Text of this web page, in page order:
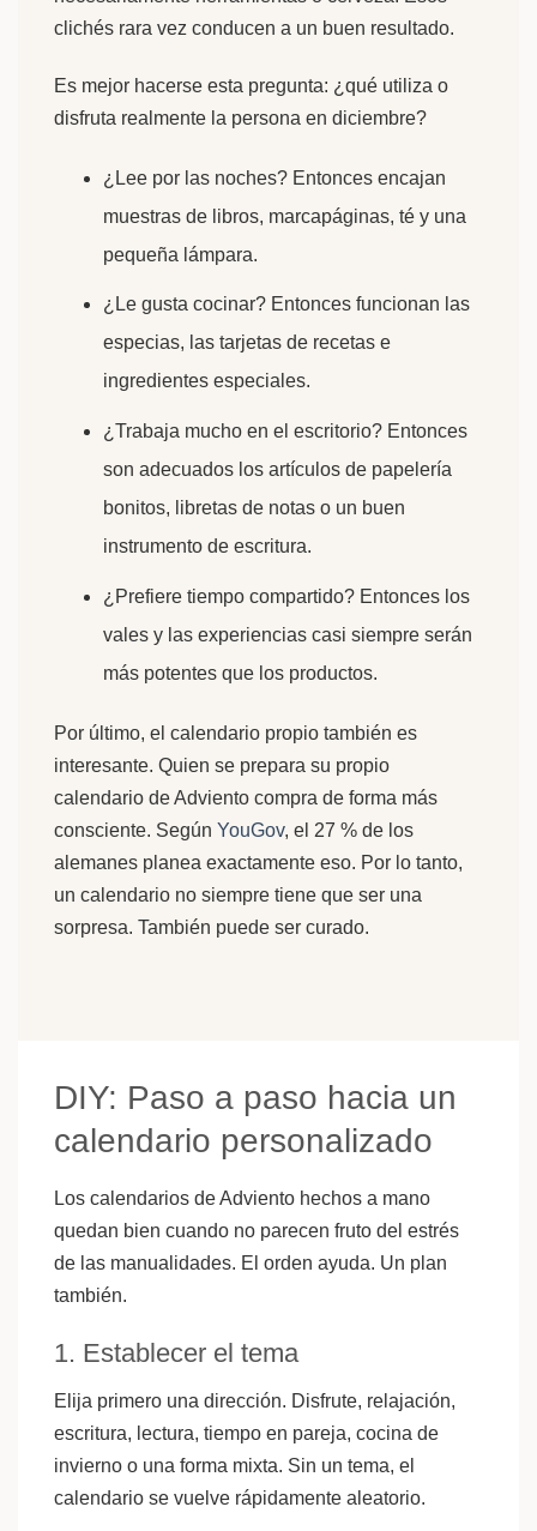
clichés rara vez conducen a un buen resultado.
Es mejor hacerse esta pregunta: ¿qué utiliza o
disfruta realmente la persona en diciembre?
¿Lee por las noches? Entonces encajan
muestras de libros, marcapáginas, té y una
pequeña lámpara.
¿Le gusta cocinar? Entonces funcionan las
especias, las tarjetas de recetas e
ingredientes especiales.
¿Trabaja mucho en el escritorio? Entonces
son adecuados los artículos de papelería
bonitos, libretas de notas o un buen
instrumento de escritura.
¿Prefiere tiempo compartido? Entonces los
vales y las experiencias casi siempre serán
más potentes que los productos.
Por último, el calendario propio también es
interesante. Quien se prepara su propio
calendario de Adviento compra de forma más
consciente. Según YouGov, el 27 % de los
alemanes planea exactamente eso. Por lo tanto,
un calendario no siempre tiene que ser una
sorpresa. También puede ser curado.
DIY: Paso a paso hacia un
calendario personalizado
Los calendarios de Adviento hechos a mano
quedan bien cuando no parecen fruto del estrés
de las manualidades. El orden ayuda. Un plan
también.
1. Establecer el tema
Elija primero una dirección. Disfrute, relajación,
escritura, lectura, tiempo en pareja, cocina de
invierno o una forma mixta. Sin un tema, el
calendario se vuelve rápidamente aleatorio.